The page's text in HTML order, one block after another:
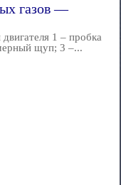
газов —
1 – пробка
щуп; 3 –...